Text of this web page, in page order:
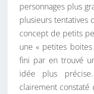
personnages plus
plusieurs tentatives
concept de petits
une « petites boites
fini par en trouvé
idée plus
clairement constaté